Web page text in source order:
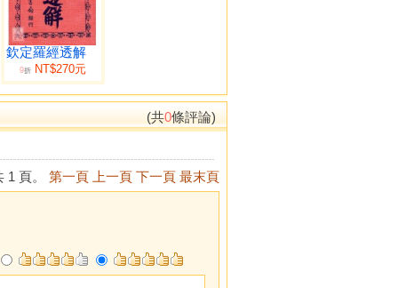
欽定羅經透解
9折 NT$270元
(共0條評論)
1 頁。 第一頁 上一頁 下一頁 最末頁